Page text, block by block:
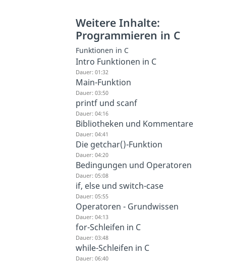
Weitere Inhalte:
Programmieren in C
Funktionen in C
Intro Funktionen in C
Dauer: 01:32
Main-Funktion
Dauer: 03:50
printf und scanf
Dauer: 04:16
Bibliotheken und Kommentare
Dauer: 04:41
Die getchar()-Funktion
Dauer: 04:20
Bedingungen und Operatoren
Dauer: 05:08
if, else und switch-case
Dauer: 05:55
Operatoren - Grundwissen
Dauer: 04:13
for-Schleifen in C
Dauer: 03:48
while-Schleifen in C
Dauer: 06:40